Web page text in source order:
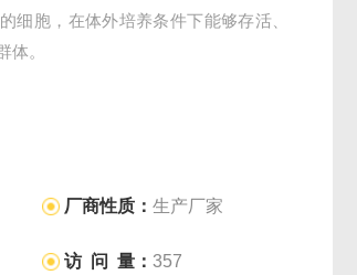
细胞，在体外培养条件下能够存活、
体。
厂商性质：生产厂家
访 问 量：357